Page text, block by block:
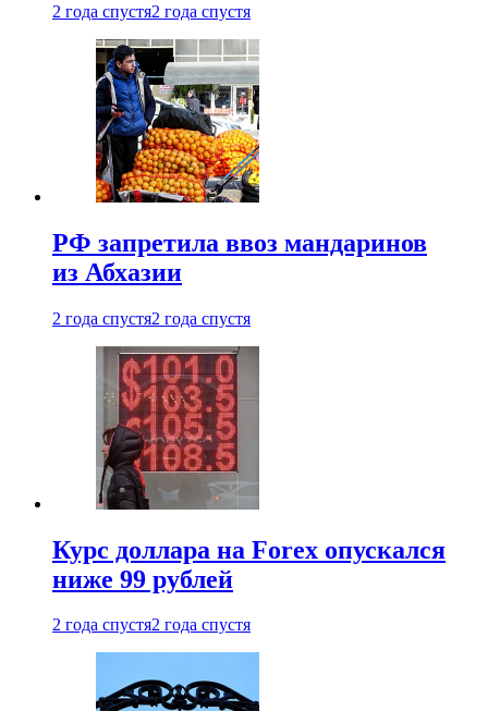
2 года спустя2 года спустя
РФ запретила ввоз мандаринов
из Абхазии
2 года спустя2 года спустя
Курс доллара на Forex опускался
ниже 99 рублей
2 года спустя2 года спустя